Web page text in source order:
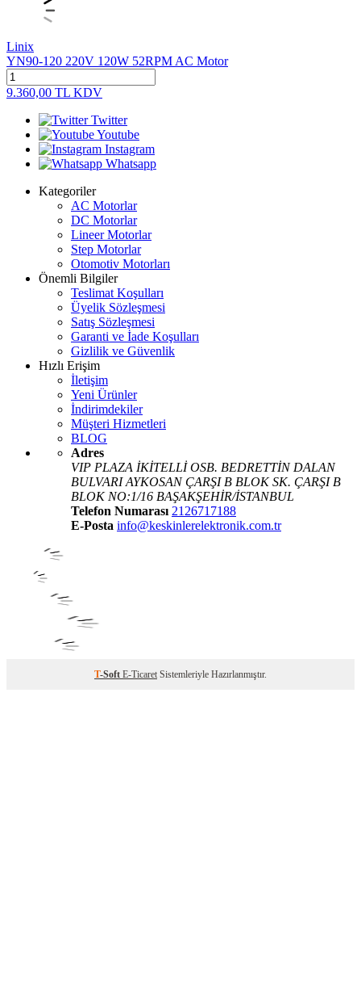
Linix
YN90-120 220V 120W 52RPM AC Motor
9.360,00 TL KDV
Twitter
Youtube
Instagram
Whatsapp
Kategoriler
AC Motorlar
DC Motorlar
Lineer Motorlar
Step Motorlar
Otomotiv Motorları
Önemli Bilgiler
Teslimat Koşulları
Üyelik Sözleşmesi
Satış Sözleşmesi
Garanti ve İade Koşulları
Gizlilik ve Güvenlik
Hızlı Erişim
İletişim
Yeni Ürünler
İndirimdekiler
Müşteri Hizmetleri
BLOG
Adres
VIP PLAZA İKİTELLİ OSB. BEDRETTİN DALAN
BULVARI AYKOSAN ÇARŞI B BLOK SK. ÇARŞI B
BLOK NO:1/16 BAŞAKŞEHİR/İSTANBUL
Telefon Numarası 2126717188
E-Posta info@keskinlerelektronik.com.tr
T-Soft E-Ticaret Sistemleriyle Hazırlanmıştır.